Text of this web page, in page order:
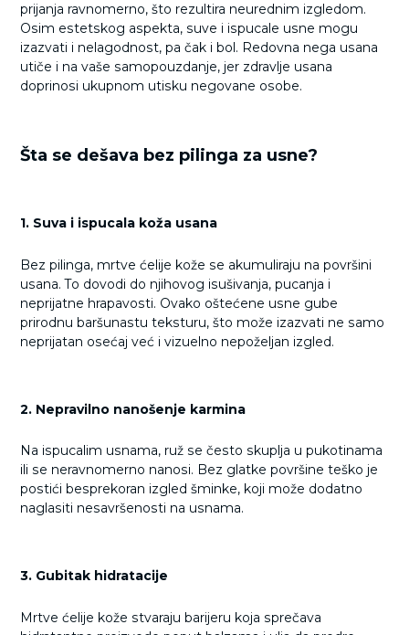
prijanja ravnomerno, što rezultira neurednim izgledom.
Osim estetskog aspekta, suve i ispucale usne mogu
izazvati i nelagodnost, pa čak i bol. Redovna nega usana
utiče i na vaše samopouzdanje, jer zdravlje usana
doprinosi ukupnom utisku negovane osobe.
Šta se dešava bez pilinga za usne?
1. Suva i ispucala koža usana
Bez pilinga, mrtve ćelije kože se akumuliraju na površini
usana. To dovodi do njihovog isušivanja, pucanja i
neprijatne hrapavosti. Ovako oštećene usne gube
prirodnu baršunastu teksturu, što može izazvati ne samo
neprijatan osećaj već i vizuelno nepoželjan izgled.
2. Nepravilno nanošenje karmina
Na ispucalim usnama, ruž se često skuplja u pukotinama
ili se neravnomerno nanosi. Bez glatke površine teško je
postići besprekoran izgled šminke, koji može dodatno
naglasiti nesavršenosti na usnama.
3. Gubitak hidratacije
Mrtve ćelije kože stvaraju barijeru koja sprečava